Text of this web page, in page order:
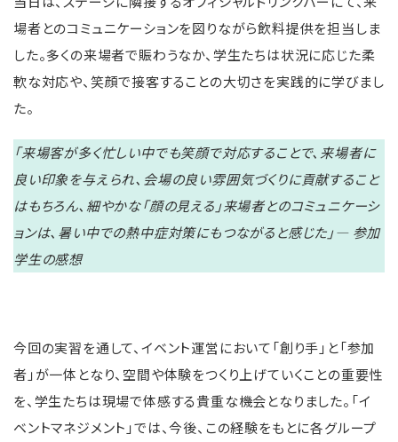
場者とのコミュニケーションを図りながら飲料提供を担当しま
した。多くの来場者で賑わうなか、学生たちは状況に応じた柔
軟な対応や、笑顔で接客することの大切さを実践的に学びまし
た。
「来場客が多く忙しい中でも笑顔で対応することで、来場者に
良い印象を与えられ、会場の良い雰囲気づくりに貢献すること
はもちろん、細やかな「顔の見える」来場者とのコミュニケーシ
ョンは、暑い中での熱中症対策にもつながると感じた」— 参加
学生の感想
今回の実習を通して、イベント運営において「創り手」と「参加
者」が一体となり、空間や体験をつくり上げていくことの重要性
を、学生たちは現場で体感する貴重な機会となりました。「イ
ベントマネジメント」では、今後、この経験をもとに各グループ